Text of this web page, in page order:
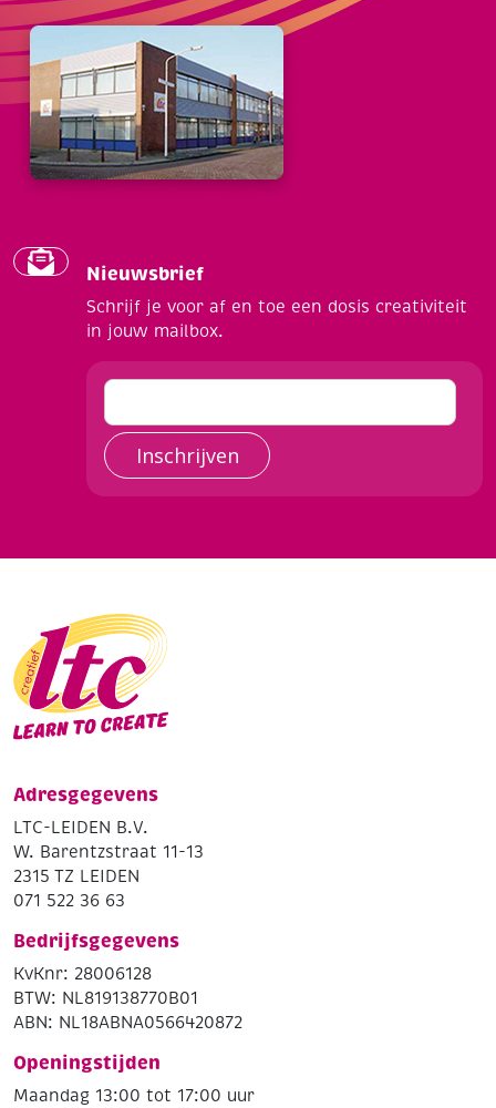
Nieuwsbrief
Schrijf je voor af en toe een dosis creativiteit
in jouw mailbox.
Inschrijven
Adresgegevens
LTC-LEIDEN B.V.
W. Barentzstraat 11-13
2315 TZ LEIDEN
071 522 36 63
Bedrijfsgegevens
KvKnr: 28006128
BTW: NL819138770B01
ABN: NL18ABNA0566420872
Openingstijden
Maandag 13:00 tot 17:00 uur